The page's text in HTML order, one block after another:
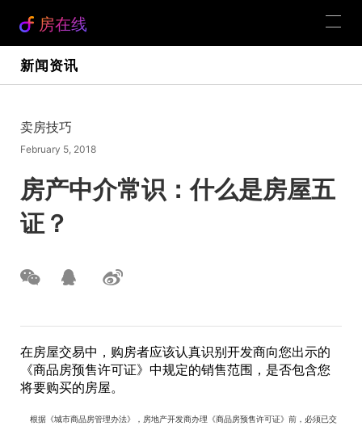
房在线
新闻资讯
卖房技巧
February 5, 2018
房产中介常识：什么是房屋五
证？
在房屋交易中，购房者应该认真识别开发商向您出示的
《商品房预售许可证》中规定的销售范围，是否包含您
将要购买的房屋。
根据《城市商品房管理办法》，房地产开发商办理《商品房预售许可证》前，必须已交